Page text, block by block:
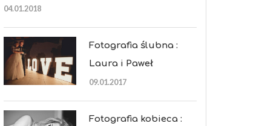
04.01.2018
Fotografia ślubna :
Laura i Paweł
09.01.2017
Fotografia kobieca :